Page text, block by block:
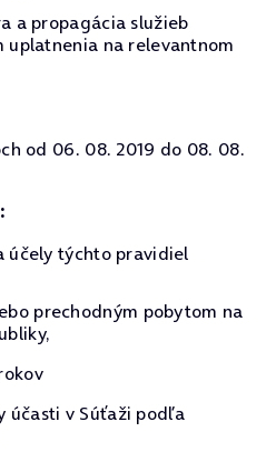
a propagácia služieb
uplatnenia na relevantnom
od 06. 08. 2019 do 08. 08.
účely týchto pravidiel
prechodným pobytom na
účasti v Súťaži podľa